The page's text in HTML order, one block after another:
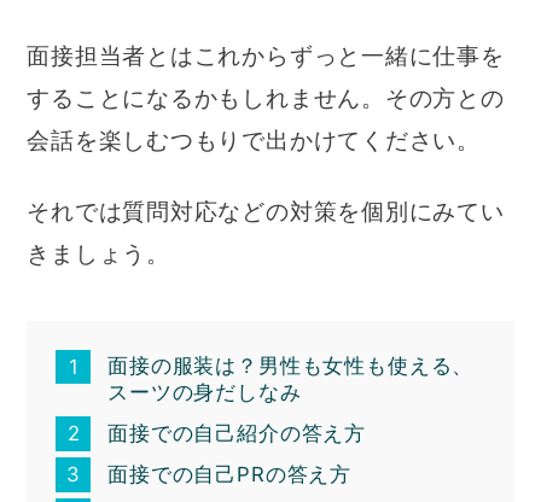
面接担当者とはこれからずっと一緒に仕事を
することになるかもしれません。その方との
会話を楽しむつもりで出かけてください。
それでは質問対応などの対策を個別にみてい
きましょう。
面接の服装は？男性も女性も使える、
スーツの身だしなみ
面接での自己紹介の答え方
面接での自己PRの答え方